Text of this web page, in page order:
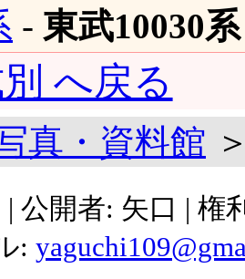
- 東武10030系
へ戻る
真・資料館
公開者: 矢口 |
: